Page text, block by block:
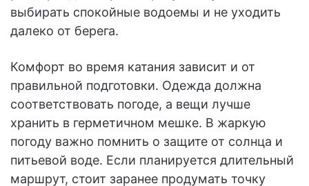
выбирать спокойные водоемы и не уходить
далеко от берега.
Комфорт во время катания зависит и от
правильной подготовки. Одежда должна
соответствовать погоде, а вещи лучше
хранить в герметичном мешке. В жаркую
погоду важно помнить о защите от солнца и
питьевой воде. Если планируется длительный
маршрут, стоит заранее продумать точку